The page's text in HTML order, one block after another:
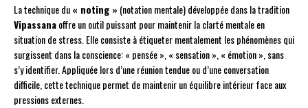
La technique du« noting » (notation mentale) développée dans la tradition
Vipassanaoffre un outil puissant pour maintenir la clarté mentale en
situation de stress. Elle consiste à étiqueter mentalement les phénomènes qui
surgissent dans la conscience: « pensée », « sensation », « émotion », sans
s’y identifier. Appliquée lors d’une réunion tendue ou d’une conversation
difficile, cette technique permet de maintenir un équilibre intérieur face aux
pressions externes.